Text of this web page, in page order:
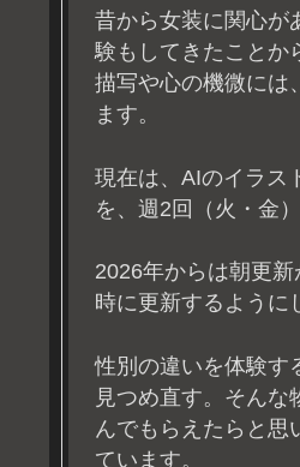
昔から女装に関心が
験もしてきたことか
描写や心の機微には
ます。
現在は、AIのイラス
を、週2回（火・金
2026年からは朝更
時に更新するように
性別の違いを体験す
見つめ直す。そんな
んでもらえたらと思
ています。